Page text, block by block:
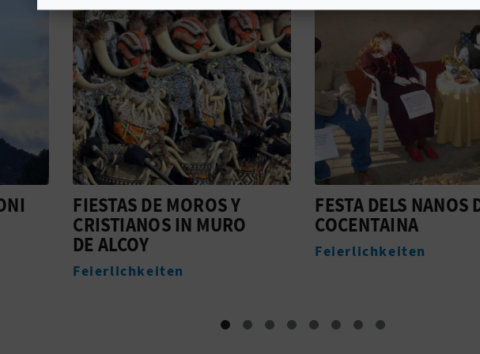
FESTA DELS NANOS DE
COCENTAINA
Feierlichkeiten
CAVA GRAN,
ARQUETJÀ
Monumente